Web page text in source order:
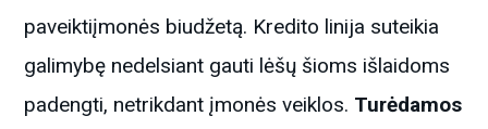
paveiktiįmonės biudžetą. Kredito linija suteikia
galimybę nedelsiant gauti lėšų šioms išlaidoms
padengti, netrikdant įmonės veiklos. Turėdamos